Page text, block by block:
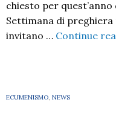
chiesto per
Settimana di preghiera
invitano … Continue
ECUMENISMO, NEWS